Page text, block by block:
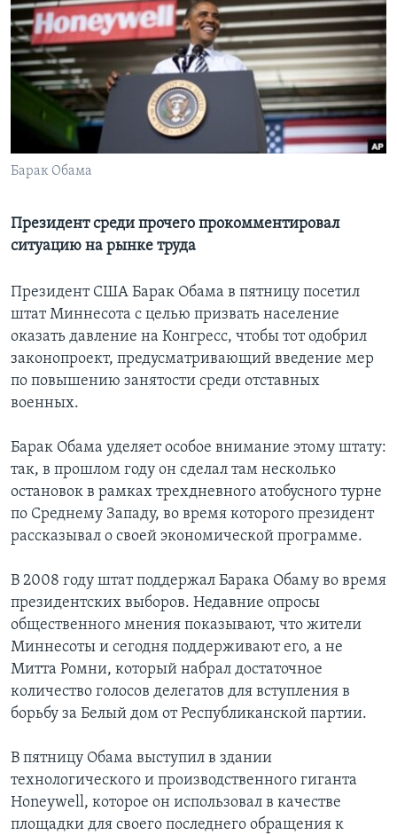
Learning English
СОЦИАЛЬНЫЕ СЕТИ
Языки
Барак Обама
Президент среди прочего прокомментировал
ситуацию на рынке труда
Президент США Барак Обама в пятницу посетил
штат Миннесота с целью призвать население
оказать давление на Конгресс, чтобы тот одобрил
законопроект, предусматривающий введение мер
по повышению занятости среди отставных
военных.
Барак Обама уделяет особое внимание этому штату:
так, в прошлом году он сделал там несколько
остановок в рамках трехдневного атобусного турне
по Среднему Западу, во время которого президент
рассказывал о своей экономической программе.
В 2008 году штат поддержал Барака Обаму во время
президентских выборов. Недавние опросы
общественного мнения показывают, что жители
Миннесоты и сегодня поддерживают его, а не
Митта Ромни, который набрал достаточное
количество голосов делегатов для вступления в
борьбу за Белый дом от Республиканской партии.
В пятницу Обама выступил в здании
технологического и производственного гиганта
Honeywell, которое он использовал в качестве
площадки для своего последнего обращения к